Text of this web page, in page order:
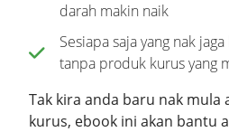
darah makin naik
Sesiapa saja yang nak
tanpa produk kurus yang
Tak kira anda baru nak mula
kurus, ebook ini akan bantu